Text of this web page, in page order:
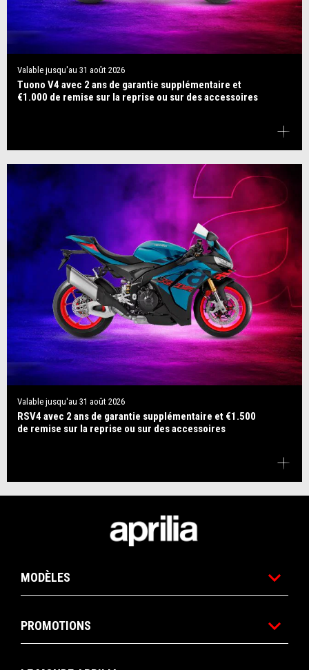
Valable jusqu'au 31 août 2026
Tuono V4 avec 2 ans de garantie supplémentaire et
€1.000 de remise sur la reprise ou sur des accessoires
Valable jusqu'au 31 août 2026
RSV4 avec 2 ans de garantie supplémentaire et €1.500
de remise sur la reprise ou sur des accessoires
MODÈLES
PROMOTIONS